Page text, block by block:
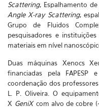
Scattering, Espalhamento
Angle X-ray Scattering,
Grupo de Fluidos
pesquisadores e
materiais em nível
Duas máquinas Xenocs
financiadas pela FAPESP
coordenação dos
L. P. Oliveira.O
X GeniXcom alvo de cobre